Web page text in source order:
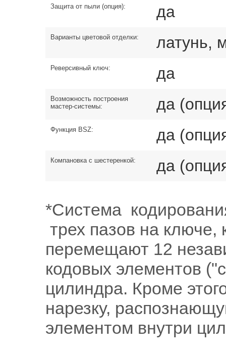
Защита от пыли (опция): да
Варианты цветовой отделки: латунь,
Реверсивный ключ: да
Возможность построения
мастер-системы:
да
Функция BSZ: да
Компановка с шестеренкой: да
*Система
трех пазов на
перемещают 12
кодовых элементов
цилиндра. Кроме
нарезку,
элементом внутри